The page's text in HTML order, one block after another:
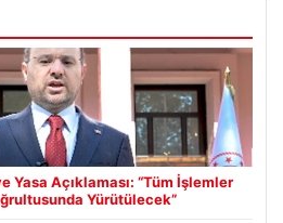
Yasa Açıklaması: “Tüm İşlemler
Yürütülecek”